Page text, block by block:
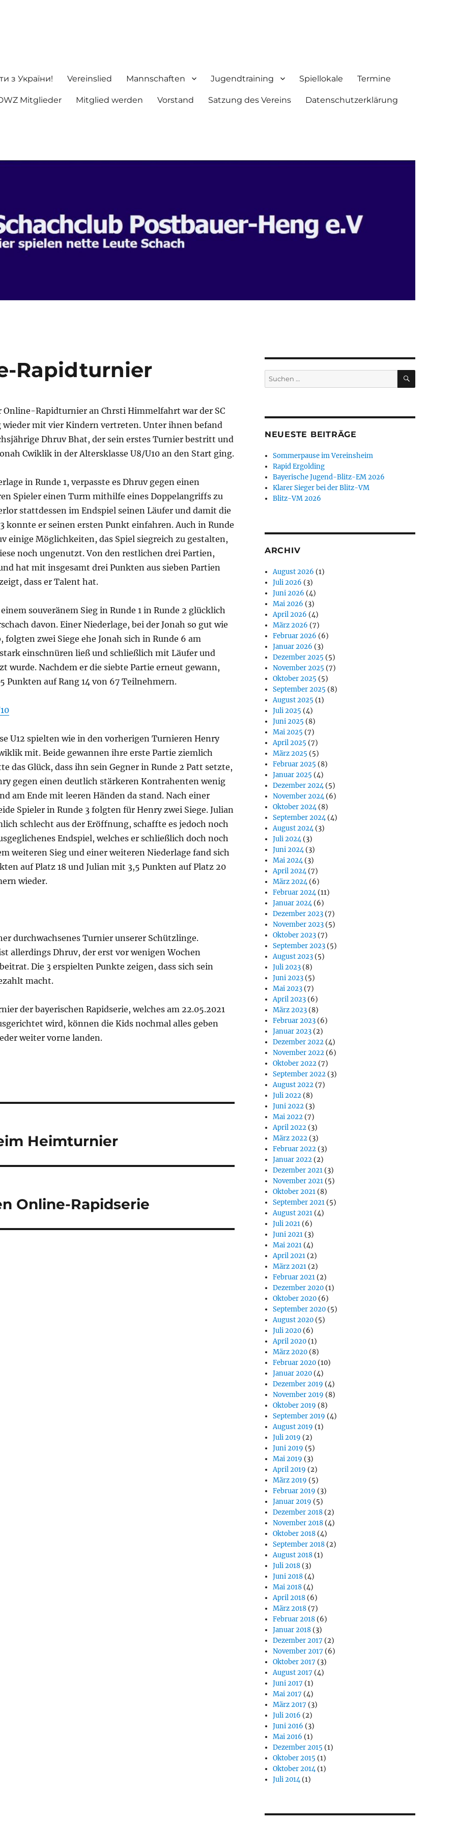
з України! Vereinslied Mannschaften Jugendtraining Spiellokale Termine
Mitglieder Mitglied werden Vorstand Satzung des Vereins Datenschutzerklärung
Rapidturnier
Online-Rapidturnier an Chrsti Himmelfahrt war der SC
wieder mit vier Kindern vertreten. Unter ihnen befand
Dhruv Bhat, der sein erstes Turnier bestritt und
Cwiklik in der Altersklasse U8/U10 an den Start ging.
in Runde 1, verpasste es Dhruv gegen einen
Spieler einen Turm mithilfe eines Doppelangriffs zu
stattdessen im Endspiel seinen Läufer und damit die
konnte er seinen ersten Punkt einfahren. Auch in Runde
einige Möglichkeiten, das Spiel siegreich zu gestalten,
noch ungenutzt. Von den restlichen drei Partien,
hat mit insgesamt drei Punkten aus sieben Partien
dass er Talent hat.
souveränem Sieg in Runde 1 in Runde 2 glücklich
davon. Einer Niederlage, bei der Jonah so gut wie
folgten zwei Siege ehe Jonah sich in Runde 6 am
einschnüren ließ und schließlich mit Läufer und
wurde. Nachdem er die siebte Partie erneut gewann,
Punkten auf Rang 14 von 67 Teilnehmern.
U12 spielten wie in den vorherigen Turnieren Henry
mit. Beide gewannen ihre erste Partie ziemlich
das Glück, dass ihn sein Gegner in Runde 2 Patt setzte,
gegen einen deutlich stärkeren Kontrahenten wenig
am Ende mit leeren Händen da stand. Nach einer
Spieler in Runde 3 folgten für Henry zwei Siege. Julian
schlecht aus der Eröffnung, schaffte es jedoch noch
Endspiel, welches er schließlich doch noch
weiteren Sieg und einer weiteren Niederlage fand sich
auf Platz 18 und Julian mit 3,5 Punkten auf Platz 20
wieder.
durchwachsenes Turnier unserer Schützlinge.
allerdings Dhruv, der erst vor wenigen Wochen
Die 3 erspielten Punkte zeigen, dass sich sein
macht.
der bayerischen Rapidserie, welches am 22.05.2021
wird, können die Kids nochmal alles geben
weiter vorne landen.
Heimturnier
Online-Rapidserie
Suchen
nach:
SUCHEN
NEUESTE BEITRÄGE
Sommerpause im Vereinsheim
Rapid Ergolding
Bayerische Jugend-Blitz-EM 2026
Klarer Sieger bei der Blitz-VM
Blitz-VM 2026
ARCHIV
August 2026 (1)
Juli 2026 (3)
Juni 2026 (4)
Mai 2026 (3)
April 2026 (4)
März 2026 (7)
Februar 2026 (6)
Januar 2026 (3)
Dezember 2025 (5)
November 2025 (7)
Oktober 2025 (5)
September 2025 (8)
August 2025 (1)
Juli 2025 (4)
Juni 2025 (8)
Mai 2025 (7)
April 2025 (7)
März 2025 (5)
Februar 2025 (8)
Januar 2025 (4)
Dezember 2024(5)
November 2024(6)
Oktober 2024(8)
September 2024(4)
August 2024(3)
Juli 2024(3)
Juni 2024(3)
Mai 2024(3)
April 2024(7)
März 2024(6)
Februar 2024(11)
Januar 2024(6)
Dezember 2023 (7)
November 2023 (5)
Oktober 2023 (7)
September 2023 (5)
August 2023 (5)
Juli 2023 (8)
Juni 2023 (5)
Mai 2023 (7)
April 2023 (6)
März 2023 (8)
Februar 2023 (6)
Januar 2023 (2)
Dezember 2022 (4)
November 2022 (6)
Oktober 2022 (7)
September 2022 (3)
August 2022 (7)
Juli 2022 (8)
Juni 2022 (3)
Mai 2022 (7)
April 2022 (3)
März 2022 (3)
Februar 2022 (3)
Januar 2022 (2)
Dezember 2021 (3)
November 2021 (5)
Oktober 2021 (8)
September 2021 (5)
August 2021 (4)
Juli 2021 (6)
Juni 2021 (3)
Mai 2021 (4)
April 2021 (2)
März 2021 (2)
Februar 2021 (2)
Dezember 2020 (1)
Oktober 2020 (6)
September 2020 (5)
August 2020 (5)
Juli 2020 (6)
April 2020 (1)
März 2020 (8)
Februar 2020 (10)
Januar 2020 (4)
Dezember 2019 (4)
November 2019 (8)
Oktober 2019 (8)
September 2019 (4)
August 2019 (1)
Juli 2019 (2)
Juni 2019 (5)
Mai 2019 (3)
April 2019 (2)
März 2019 (5)
Februar 2019 (3)
Januar 2019 (5)
Dezember 2018 (2)
November 2018 (4)
Oktober 2018 (4)
September 2018 (2)
August 2018 (1)
Juli 2018 (3)
Juni 2018 (4)
Mai 2018 (4)
April 2018 (6)
März 2018 (7)
Februar 2018 (6)
Januar 2018 (3)
Dezember 2017 (2)
November 2017 (6)
Oktober 2017 (3)
August 2017 (4)
Juni 2017 (1)
Mai 2017 (4)
März 2017 (3)
Juli 2016 (2)
Juni 2016 (3)
Mai 2016 (1)
Dezember 2015 (1)
Oktober 2015 (1)
Oktober 2014(1)
Juli 2014(1)